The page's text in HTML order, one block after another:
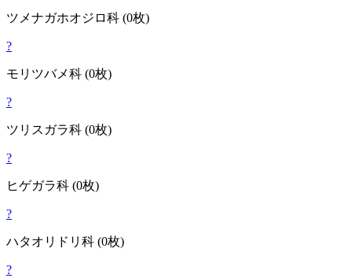
ツメナガホオジロ科 (0枚)
?
モリツバメ科 (0枚)
?
ツリスガラ科 (0枚)
?
ヒゲガラ科 (0枚)
?
ハタオリドリ 科 (0枚)
?